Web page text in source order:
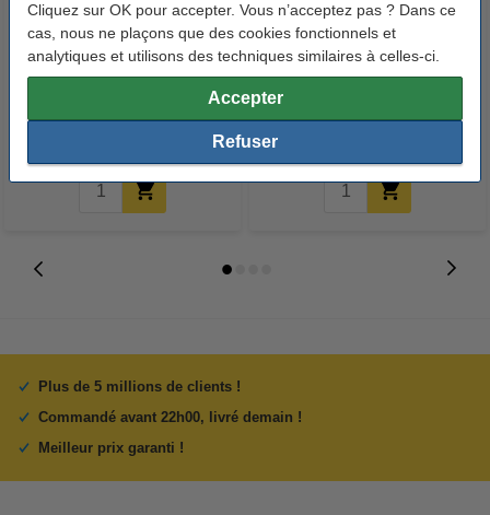
Cliquez sur OK pour accepter. Vous n’acceptez pas ? Dans ce
cas, nous ne plaçons que des cookies fonctionnels et
analytiques et utilisons des techniques similaires à celles-ci.
Accepter
Refuser
Chiffon de nettoyage pour
imprimante laser
0,95 €
123encre papier d'impression 1
boîte de 2500 feuilles A4 - 80
33,50 €
Plus de 5 millions de clients !
Commandé avant 22h00, livré demain !
Meilleur prix garanti !